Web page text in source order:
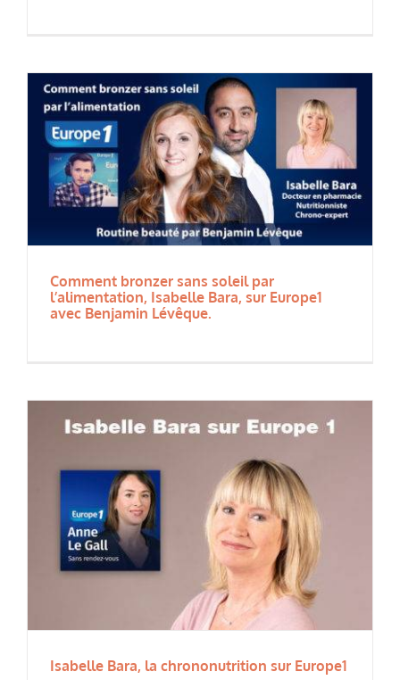
Comment bronzer sans soleil par
l’alimentation, Isabelle Bara, sur Europe1
avec Benjamin Lévêque.
Isabelle Bara, la chrononutrition sur Europe1